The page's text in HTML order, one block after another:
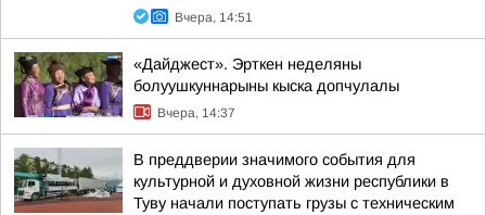
Вчера, 14:51
«Дайджест». Эрткен неделяны
болуушкуннарыны кыска допчулалы
Вчера, 14:37
В преддверии значимого события для
культурной и духовной жизни республики в
Туву начали поступать грузы с техническим